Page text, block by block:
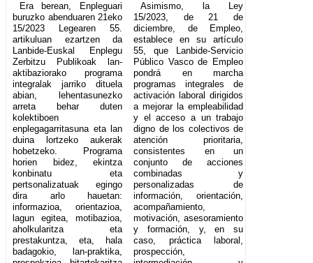
Era berean, Enpleguari
buruzko abenduaren 21eko
15/2023 Legearen 55.
artikuluan ezartzen da
Lanbide-Euskal Enplegu
Zerbitzu Publikoak lan-
aktibaziorako programa
integralak jarriko dituela
abian, lehentasunezko
arreta behar duten
kolektiboen
enplegagarritasuna eta lan
duina lortzeko aukerak
hobetzeko. Programa
horien bidez, ekintza
konbinatu eta
pertsonalizatuak egingo
dira arlo hauetan:
informazioa, orientazioa,
lagun egitea, motibazioa,
aholkularitza eta
prestakuntza, eta, hala
badagokio, lan-praktika,
Asimismo, la Ley
15/2023, de 21 de
diciembre, de Empleo,
establece en su artículo
55, que Lanbide-Servicio
Público Vasco de Empleo
pondrá en marcha
programas integrales de
activación laboral dirigidos
a mejorar la empleabilidad
y el acceso a un trabajo
digno de los colectivos de
atención prioritaria,
consistentes en un
conjunto de acciones
combinadas y
personalizadas de
información, orientación,
acompañamiento,
motivación, asesoramiento
y formación, y, en su
caso, práctica laboral,
prospección,